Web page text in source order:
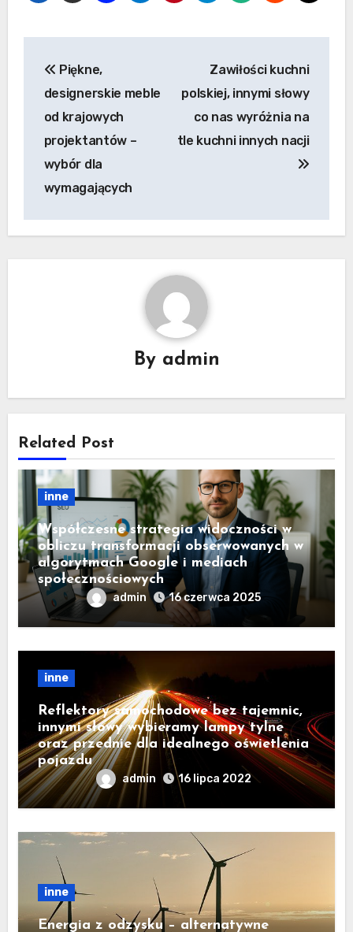
wpisu
Piękne,
designerskie meble
od krajowych
projektantów –
wybór dla
wymagających
Zawiłości kuchni
polskiej, innymi słowy
co nas wyróżnia na
tle kuchni innych nacji
By admin
Related Post
inne
Współczesne strategia widoczności w
obliczu transformacji obserwowanych w
algorytmach Google i mediach
społecznościowych
admin 16 czerwca 2025
inne
Reflektory samochodowe bez tajemnic,
innymi słowy wybieramy lampy tylne
oraz przednie dla idealnego oświetlenia
pojazdu
admin 16 lipca 2022
inne
Energia z odzysku – alternatywne